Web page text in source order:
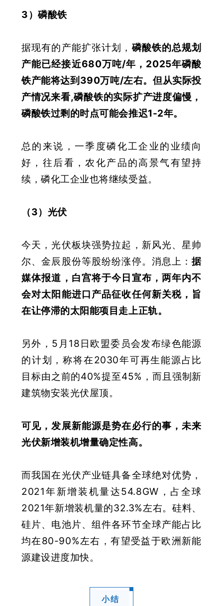
3）磷酸铁
据现有的产能扩张计划，磷酸铁的总规划
产能已经接近680万吨/年，2025年磷酸
铁产能将达到390万吨/左右。但从实际投
产情况来看,磷酸铁的实际扩产进度偏慢，
磷酸铁过剩的时点可能会推迟1-2年。
总的来说，一季度磷化工企业的业绩向
好，往后看，农化产品的高景气有望持
续，磷化工企业也将继续受益。
（3）光伏
今天，光伏板块强势拉起，新风光、星帅
尔、金辰股份等股纷纷涨停。消息上：据
媒体报道，白宫将于今日宣布，两年内不
会对太阳能进口产品征收任何新关税，旨
在让停滞的太阳能项目走上正轨。
另外，5月18日欧盟委员会发布绿色能源
的计划，称将在2030年可再生能源占比
目标由之前的40%提至45%，而且强制新
建筑物安装光伏屋顶。
可见，发展新能源是势在必行的事，未来
光伏新增装机增量确定性高。
而我国在光伏产业链具备全球绝对优势，
2021年新增装机量达54.8GW，占全球
2021年新增装机量的32.3%左右。硅料、
硅片、电池片、组件各环节全球产能占比
均在80-90%左右，有望受益于欧洲新能
源建设进度加快。
小结